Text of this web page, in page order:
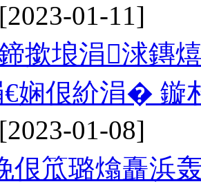
[2023-01-11]
撳埌涓浗鏄
娴佷紒涓� 鏇
[2023-01-08]
佷笟璐熻矗浜